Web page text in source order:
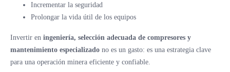
Incrementar la seguridad
Prolongar la vida útil de los equipos
Invertir en ingeniería, selección adecuada de compresores y
mantenimiento especializado no es un gasto: es una estrategia clave
para una operación minera eficiente y confiable.